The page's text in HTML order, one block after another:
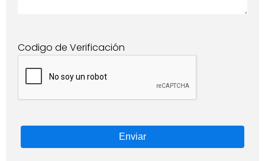
Codigo de Verificación
Enviar